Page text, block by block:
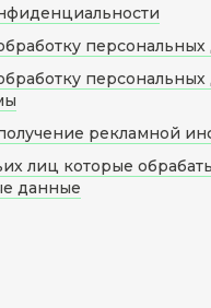
рекламной
лиц которые
данные